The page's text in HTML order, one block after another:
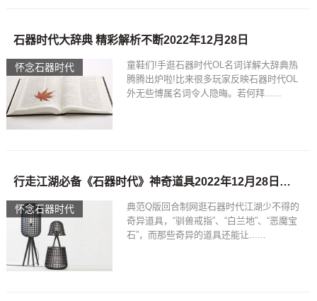
怀念石器时代
石器时代大辞典 精彩解析不断2022年12月28日
童鞋们!手逛石器时代OL名词详解大辞典热
腾腾出炉啦!比来很多玩家反映石器时代OL
外无些博属名词令人隐晦。若何拜......
怀念石器时代
行走江湖必备《石器时代》神奇道具2022年12月28日石器时代全攻人射箭
典范Q版回合制网逛石器时代江湖少不得的
奇异道具，“驯兽戒指”、“白兰地”、“恶魔宝
石”，而那些奇异的道具还能让......